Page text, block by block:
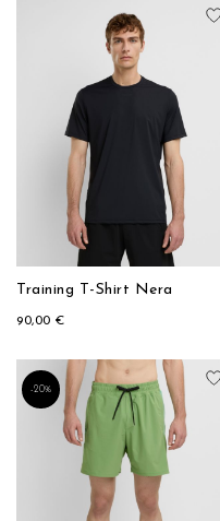
Training T-Shirt Nera
90,00 €
-20%